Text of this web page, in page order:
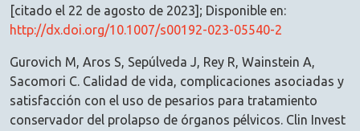
[citado el 22 de agosto de 2023]; Disponible en:
http://dx.doi.org/10.1007/s00192-023-05540-2
Gurovich M, Aros S, Sepúlveda J, Rey R, Wainstein A,
Sacomori C. Calidad de vida, complicaciones asociadas y
satisfacción con el uso de pesarios para tratamiento
conservador del prolapso de órganos pélvicos. Clin Invest